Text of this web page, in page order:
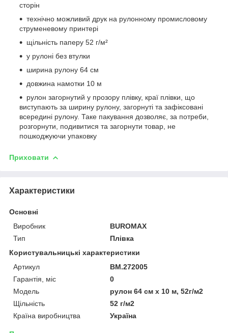
сторін
технічно можливий друк на рулонному промисловому
струменевому принтері
щільність паперу 52 г/м²
у рулоні без втулки
ширина рулону 64 см
довжина намотки 10 м
рулон загорнутий у прозору плівку, краї плівки, що
виступають за ширину рулону, загорнуті та зафіксовані
всередині рулону. Таке пакування дозволяє, за потреби,
розгорнути, подивитися та загорнути товар, не
пошкоджуючи упаковку
Приховати
Характеристики
Основні
Виробник
BUROMAX
Тип
Плівка
Користувальницькі характеристики
Артикул
BM.272005
Гарантія, міс
0
Мoдель
рулон 64 см х 10 м, 52г/м2
Щільність
52 г/м2
Країна виробництва
Україна